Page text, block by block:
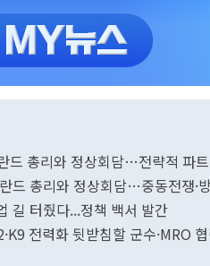
드 총리와 정상회담…전략적 파
드 총리와 정상회담…중동전쟁·
길 터줬다...정책 백서 발간
전력화 뒷받침할 군수·MRO